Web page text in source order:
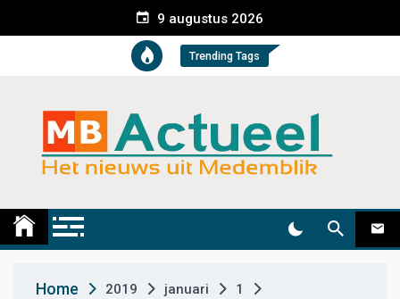
e
t
9 augustus 2026
Trending Tags
Medemblik Actueel
Home 2019 januari
1